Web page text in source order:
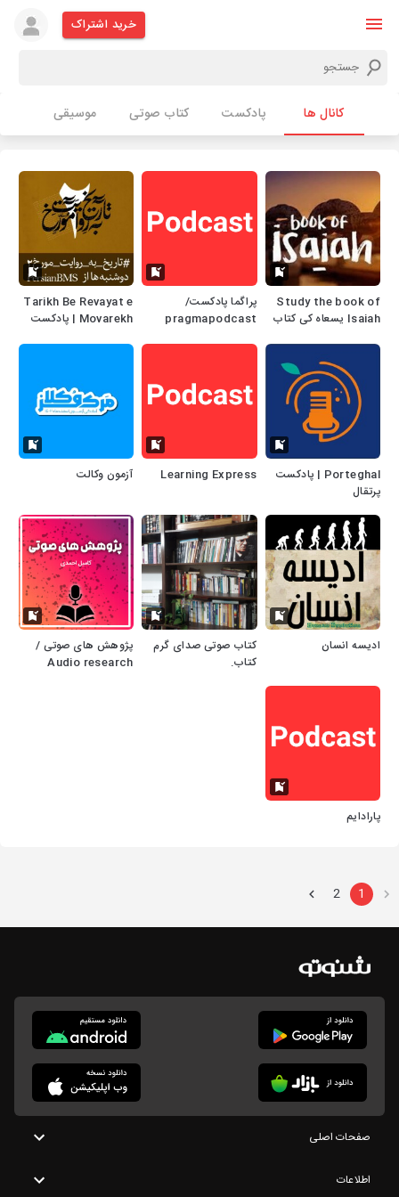
خرید اشتراک
کانال ها پادکست کتاب صوتی موسیقی
Study the book of
Isaiah یسعاہ کی کتاب
پراگما پادکست/
pragmapodcast
Tarikh Be Revayat e
Movarekh | پادکست
Porteghal | پادکست
پرتقال
Learning Express آزمون وکالت
ادیسه انسان
کتاب صوتی صدای گرم
کتاب.
پژوهش های صوتی /
Audio research
پارادایم
1
2
صفحات اصلی
اطلاعات